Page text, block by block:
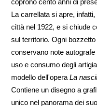
La carrellata si apre,
città nel 1922, e si chiude
sul territorio. Ogni
conservano note
uso e consumo degli
modello dell'opera La
Contiene un disegno a
unico nel panorama dei